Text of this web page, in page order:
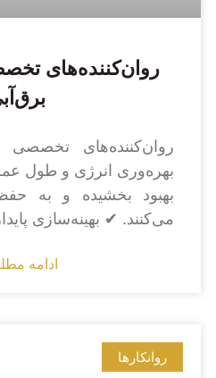
روان‌کننده‌های
روان‌کننده‌های تخصصی
بهره‌وری انرژی و طول
بهبود بخشیده و به
می‌کنند. ✔ بهینه‌سازی
ادامه
روانکارها